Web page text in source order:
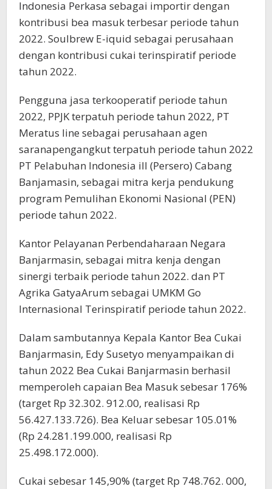
Indonesia Perkasa sebagai importir dengan
kontribusi bea masuk terbesar periode tahun
2022. Soulbrew E-iquid sebagai perusahaan
dengan kontribusi cukai terinspiratif periode
tahun 2022.
Pengguna jasa terkooperatif periode tahun
2022, PPJK terpatuh periode tahun 2022, PT
Meratus line sebagai perusahaan agen
saranapengangkut terpatuh periode tahun 2022
PT Pelabuhan Indonesia ill (Persero) Cabang
Banjamasin, sebagai mitra kerja pendukung
program Pemulihan Ekonomi Nasional (PEN)
periode tahun 2022.
Kantor Pelayanan Perbendaharaan Negara
Banjarmasin, sebagai mitra kenja dengan
sinergi terbaik periode tahun 2022. dan PT
Agrika GatyaArum sebagai UMKM Go
Internasional Terinspiratif periode tahun 2022.
Dalam sambutannya Kepala Kantor Bea Cukai
Banjarmasin, Edy Susetyo menyampaikan di
tahun 2022 Bea Cukai Banjarmasin berhasil
memperoleh capaian Bea Masuk sebesar 176%
(target Rp 32.302. 912.00, realisasi Rp
56.427.133.726). Bea Keluar sebesar 105.01%
(Rp 24.281.199.000, realisasi Rp
25.498.172.000).
Cukai sebesar 145,90% (target Rp 748.762. 000,